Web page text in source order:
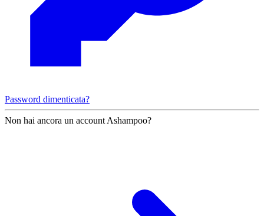
Password dimenticata?
Non hai ancora un account Ashampoo?